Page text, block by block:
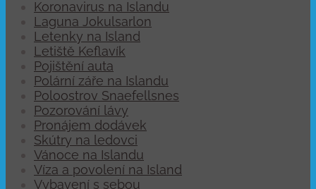
Koronavirus na Islandu
Laguna Jokulsarlon
Letenky na Island
Letiště Keflavík
Pojištění auta
Polární záře na Islandu
Poloostrov Snaefellsnes
Pozorování lávy
Pronájem dodávek
Skútry na ledovci
Vánoce na Islandu
Víza a povolení na Island
Vybavení s sebou